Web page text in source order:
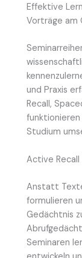
Effektive
Vorträge am
und Praxis
Recall,
Studium
Active
Anstatt
formulieren
Gedächtnis
Seminaren